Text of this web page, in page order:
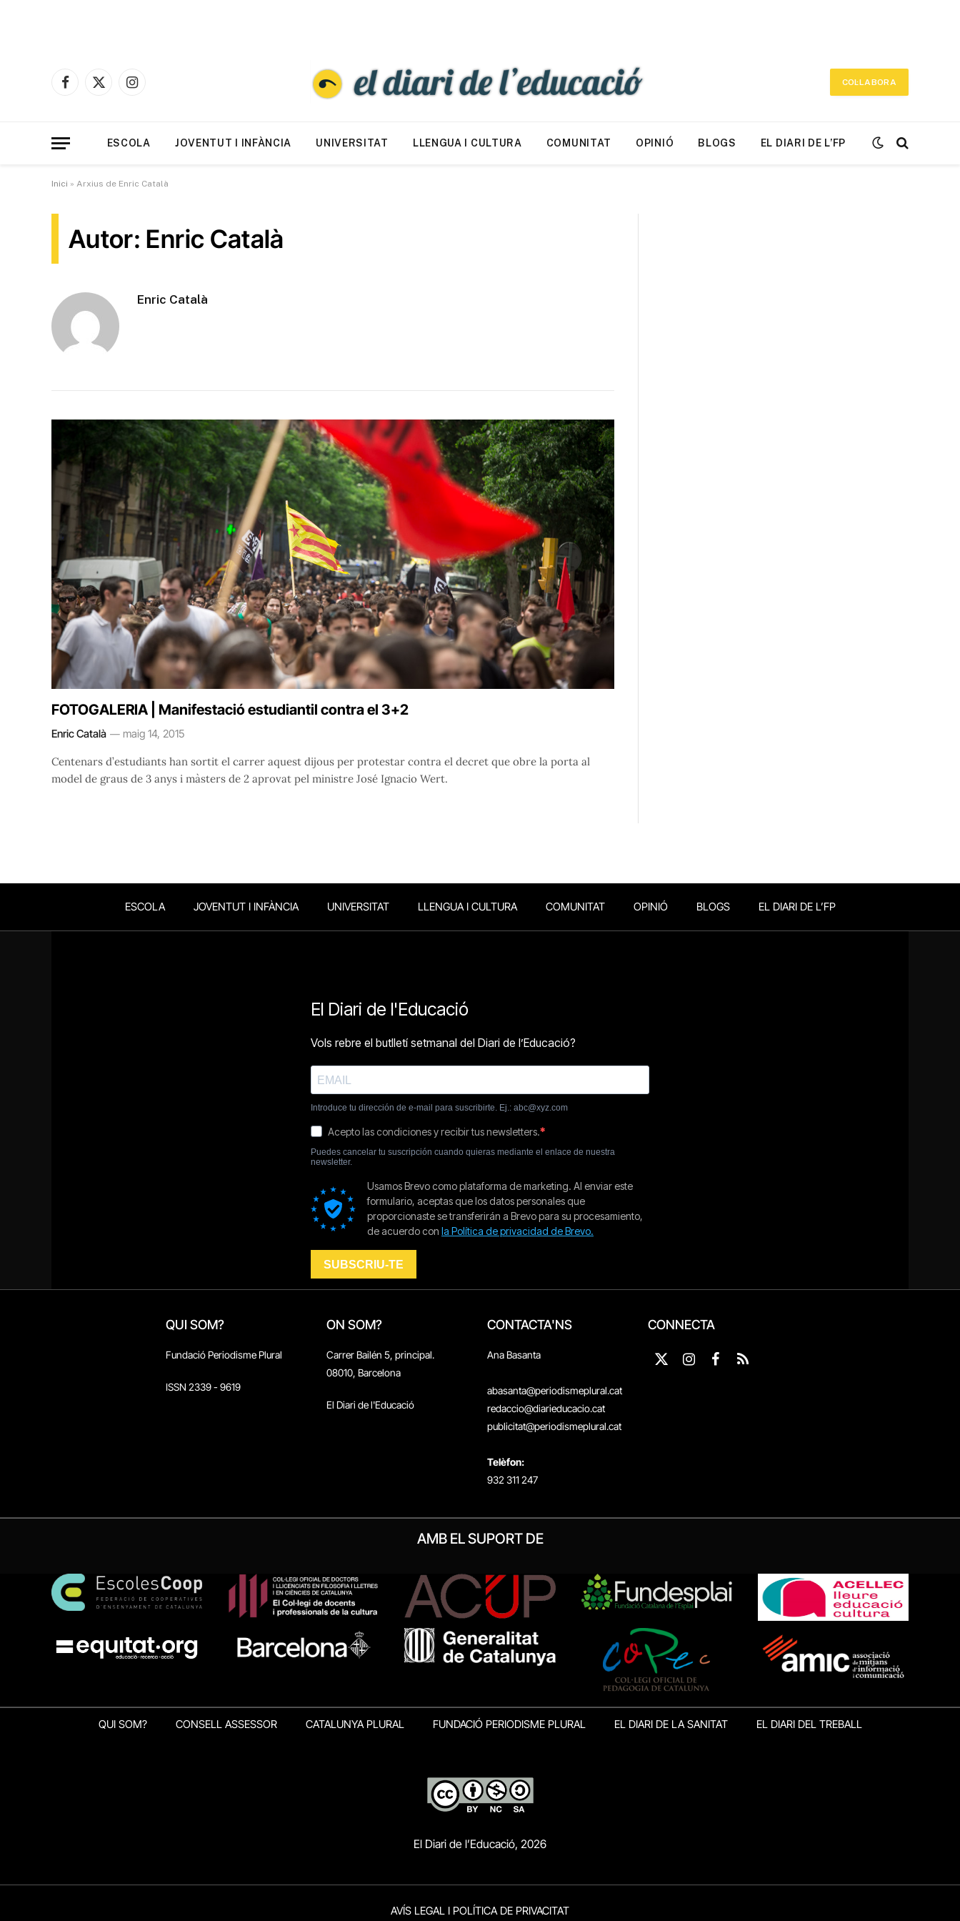
Facebook
X
Instagram
COL·LABORA
ESCOLA JOVENTUT I INFÀNCIA UNIVERSITAT LLENGUA I CULTURA COMUNITAT OPINIÓ BLOGS EL DIARI DE L’FP
Inici » Arxius de Enric Català
Autor: Enric Català
Enric Català
FOTOGALERIA | Manifestació estudiantil contra el 3+2
Enric Català maig 14, 2015
Centenars d’estudiants han sortit el carrer aquest dijous per protestar contra el decret que obre la porta al
model de graus de 3 anys i màsters de 2 aprovat pel ministre José Ignacio Wert.
ESCOLA JOVENTUT I INFÀNCIA UNIVERSITAT LLENGUA I CULTURA COMUNITAT OPINIÓ BLOGS EL DIARI DE L’FP
QUI SOM?
Fundació Periodisme Plural
ISSN 2339 - 9619
ON SOM?
Carrer Bailén 5, principal.
08010, Barcelona
El Diari de l'Educació
CONTACTA'NS
Ana Basanta
abasanta@periodismeplural.cat
redaccio@diarieducacio.cat
publicitat@periodismeplural.cat
Telèfon:
932 311 247
CONNECTA
X
Instagram
Facebook
RSS
AMB EL SUPORT DE
QUI SOM? CONSELL ASSESSOR CATALUNYA PLURAL FUNDACIÓ PERIODISME PLURAL EL DIARI DE LA SANITAT EL DIARI DEL TREBALL
El Diari de l’Educació, 2026
AVÍS LEGAL I POLÍTICA DE PRIVACITAT